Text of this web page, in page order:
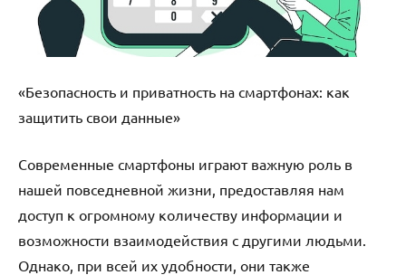
«Безопасность и приватность на смартфонах: как
защитить свои данные»
Современные смартфоны играют важную роль в
нашей повседневной жизни, предоставляя нам
доступ к огромному количеству информации и
возможности взаимодействия с другими людьми.
Однако, при всей их удобности, они также